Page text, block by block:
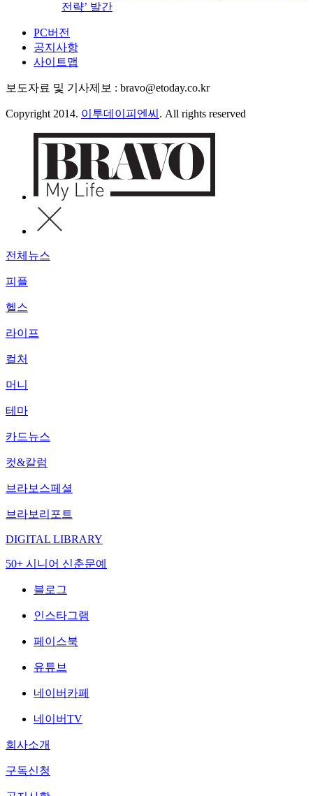
전략’ 발간
PC버전
공지사항
사이트맵
보도자료 및 기사제보 : bravo@etoday.co.kr
Copyright 2014. 이투데이피엔씨 . All rights reserved
전체뉴스
피플
헬스
라이프
컬처
머니
테마
카드뉴스
컷&칼럼
브라보스페셜
브라보리포트
DIGITAL LIBRARY
50+ 시니어 신춘문예
블로그
인스타그램
페이스북
유튜브
네이버카페
네이버TV
회사소개
구독신청